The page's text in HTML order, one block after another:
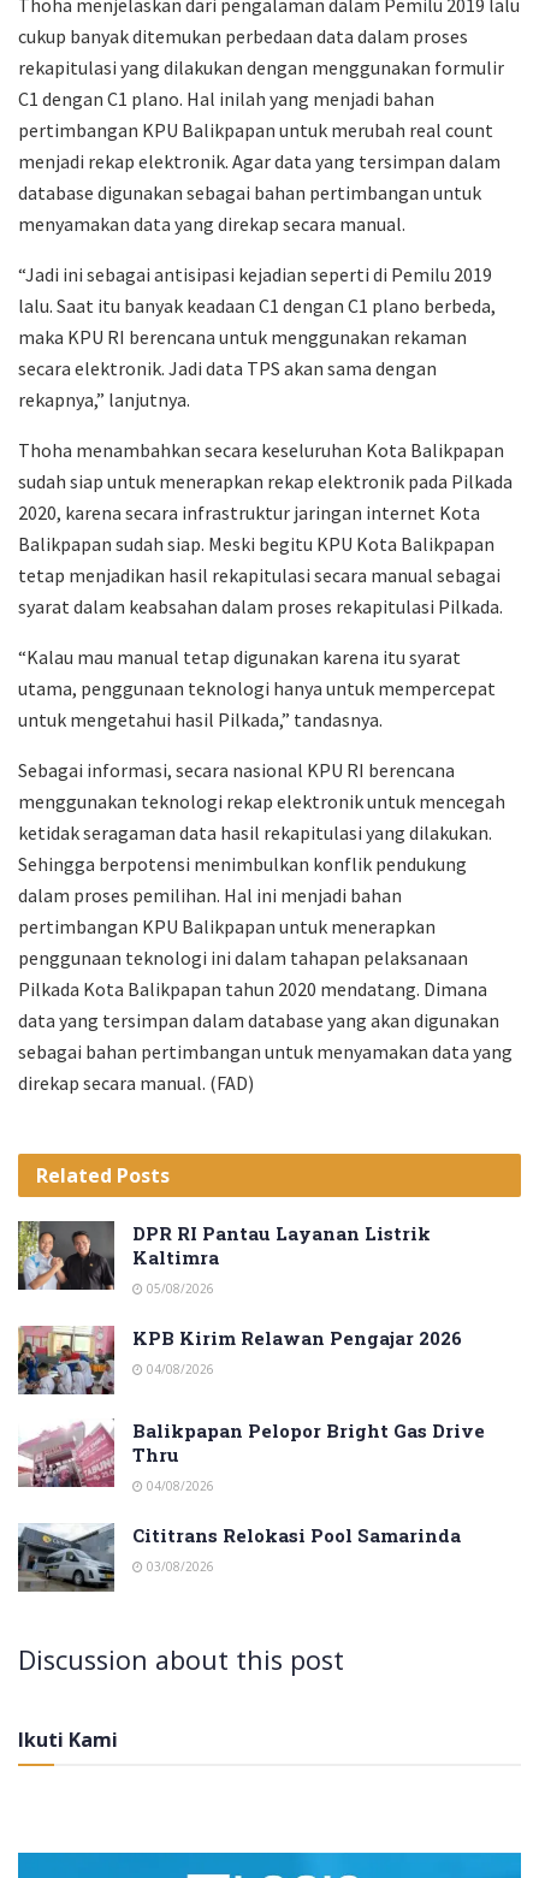
Thoha menjelaskan dari pengalaman dalam Pemilu 2019 lalu
cukup banyak ditemukan perbedaan data dalam proses
rekapitulasi yang dilakukan dengan menggunakan formulir
C1 dengan C1 plano. Hal inilah yang menjadi bahan
pertimbangan KPU Balikpapan untuk merubah real count
menjadi rekap elektronik. Agar data yang tersimpan dalam
database digunakan sebagai bahan pertimbangan untuk
menyamakan data yang direkap secara manual.
“Jadi ini sebagai antisipasi kejadian seperti di Pemilu 2019
lalu. Saat itu banyak keadaan C1 dengan C1 plano berbeda,
maka KPU RI berencana untuk menggunakan rekaman
secara elektronik. Jadi data TPS akan sama dengan
rekapnya,” lanjutnya.
Thoha menambahkan secara keseluruhan Kota Balikpapan
sudah siap untuk menerapkan rekap elektronik pada Pilkada
2020, karena secara infrastruktur jaringan internet Kota
Balikpapan sudah siap. Meski begitu KPU Kota Balikpapan
tetap menjadikan hasil rekapitulasi secara manual sebagai
syarat dalam keabsahan dalam proses rekapitulasi Pilkada.
“Kalau mau manual tetap digunakan karena itu syarat
utama, penggunaan teknologi hanya untuk mempercepat
untuk mengetahui hasil Pilkada,” tandasnya.
Sebagai informasi, secara nasional KPU RI berencana
menggunakan teknologi rekap elektronik untuk mencegah
ketidak seragaman data hasil rekapitulasi yang dilakukan.
Sehingga berpotensi menimbulkan konflik pendukung
dalam proses pemilihan. Hal ini menjadi bahan
pertimbangan KPU Balikpapan untuk menerapkan
penggunaan teknologi ini dalam tahapan pelaksanaan
Pilkada Kota Balikpapan tahun 2020 mendatang. Dimana
data yang tersimpan dalam database yang akan digunakan
sebagai bahan pertimbangan untuk menyamakan data yang
direkap secara manual. (FAD)
Related Posts
DPR RI Pantau Layanan Listrik
Kaltimra
05/08/2026
KPB Kirim Relawan Pengajar 2026
04/08/2026
Balikpapan Pelopor Bright Gas Drive
Thru
04/08/2026
Cititrans Relokasi Pool Samarinda
03/08/2026
Discussion about this post
Ikuti Kami